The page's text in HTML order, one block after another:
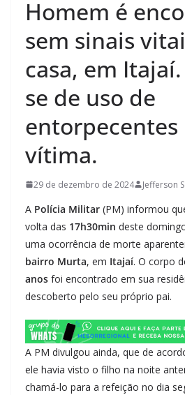
Homem é
sem sinais
casa, em
se de uso de
entorpecentes
vítima.
29 de dezembro de 2024 Jefferson
A Polícia Militar (PM) informou
volta das 17h30min deste
uma ocorrência de morte
bairro Murta, em Itajaí. O corpo
anos foi encontrado em sua
descoberto pelo seu próprio pai.
A PM divulgou ainda, que de
ele havia visto o filho na noite
chamá-lo para a refeição no dia